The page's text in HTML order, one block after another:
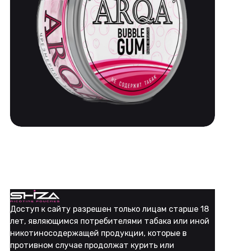
Доступ к сайту разрешен только лицам старше 18
лет, являющимся потребителями табака или иной
никотиносодержащей продукции, которые в
противном случае продолжат курить или